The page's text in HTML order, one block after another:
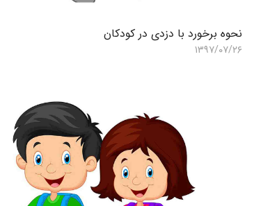
نحوه برخورد با دزدی در کودکان
۱۳۹۷/۰۷/۲۶